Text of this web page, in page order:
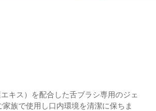
キス）を配合した舌ブラシ専用のジェ
族で使用し口内環境を清潔に保ちま